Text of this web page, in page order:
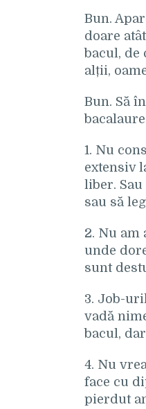
Bun.
doare
bacul, de
alții,
Bun. Să
1. Nu
extensiv
liber.
sau să
2. Nu am
unde
sunt
3. Job-
vadă
bacul,
4. Nu
face cu
pierdut